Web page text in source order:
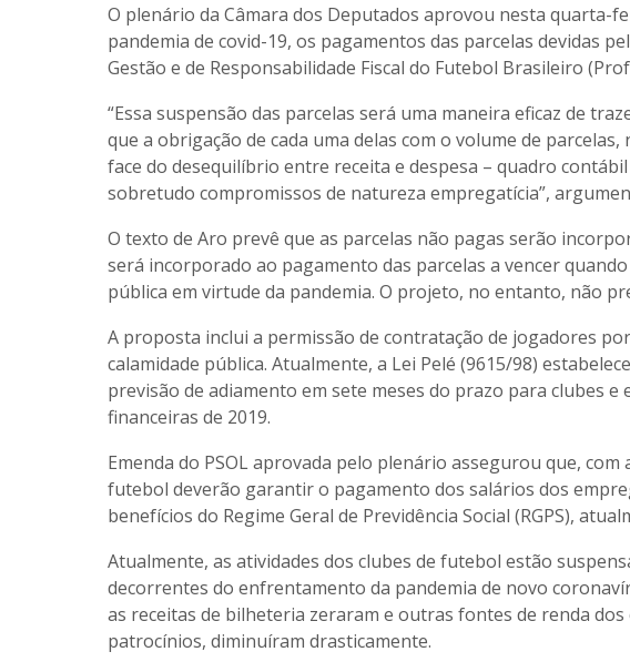
O plenário da Câmara dos Deputados aprovou nesta quarta-
pandemia de covid-19, os pagamentos das parcelas devidas
Gestão e de Responsabilidade Fiscal do Futebol Brasileiro
“Essa suspensão das parcelas será uma maneira eficaz de
que a obrigação de cada uma delas com o volume de
face do desequilíbrio entre receita e despesa – quadro
sobretudo compromissos de natureza empregatícia”,
O texto de Aro prevê que as parcelas não pagas serão
será incorporado ao pagamento das parcelas a vencer
pública em virtude da pandemia. O projeto, no entanto, não
A proposta inclui a permissão de contratação de jogadores
calamidade pública. Atualmente, a Lei Pelé (9615/98)
previsão de adiamento em sete meses do prazo para clubes
financeiras de 2019.
Emenda do PSOL aprovada pelo plenário assegurou que,
futebol deverão garantir o pagamento dos salários dos
benefícios do Regime Geral de Previdência Social (RGPS),
Atualmente, as atividades dos clubes de futebol estão
decorrentes do enfrentamento da pandemia de novo
as receitas de bilheteria zeraram e outras fontes de renda
patrocínios, diminuíram drasticamente.